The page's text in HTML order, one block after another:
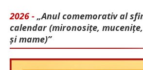
2026 - „Anul comemorativ al
calendar (mironosițe,
și mame)”